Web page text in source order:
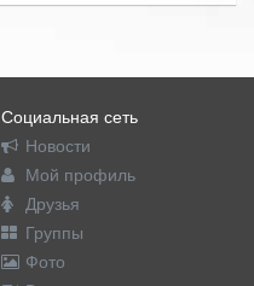
Социальная сеть
Новости
Мой профиль
Друзья
Группы
Фото